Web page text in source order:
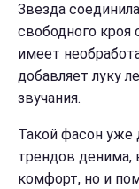
Звезда
свободного
имеет
добавляет луку
звучания.
Такой фасон уже
трендов денима,
комфорт, но и